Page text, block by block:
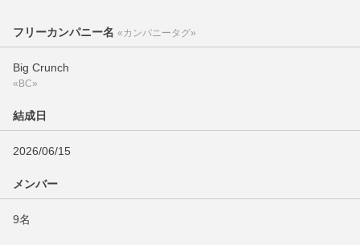
フリーカンパニー名 «カンパニータグ»
Big Crunch
«BC»
結成日
2026/06/15
メンバー
9名